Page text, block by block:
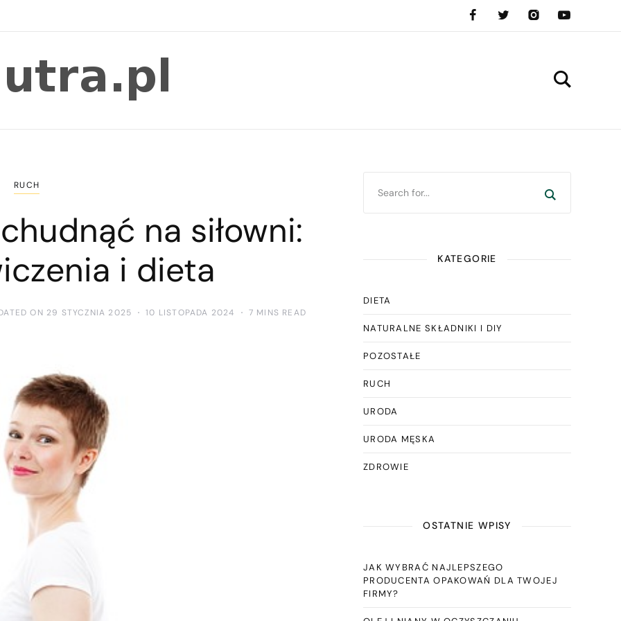
RUCH
na siłowni:
i dieta
ON 29 STYCZNIA 2025 10 LISTOPADA 2024 7 MINS READ
KATEGORIE
DIETA
NATURALNE SKŁADNIKI I DIY
POZOSTAŁE
RUCH
URODA
URODA MĘSKA
ZDROWIE
OSTATNIE WPISY
JAK WYBRAĆ NAJLEPSZEGO
PRODUCENTA OPAKOWAŃ DLA TWOJEJ
FIRMY?